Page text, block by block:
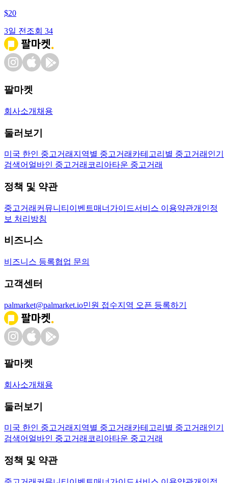
$20
3일 전 조회 34
팔마켓
회사소개 채용
둘러보기
미국 한인 중고거래 지역별 중고거래 카테고리별 중고거래 인기
검색어 얼바인 중고거래 코리아타운 중고거래
정책 및 약관
중고거래 커뮤니티 이벤트매너가이드서비스 이용약관개인정
보 처리방침
비즈니스
비즈니스 등록협업 문의
고객센터
palmarket@palmarket.io민원 접수지역 오픈 등록하기
팔마켓
회사소개 채용
둘러보기
미국 한인 중고거래 지역별 중고거래 카테고리별 중고거래 인기
검색어 얼바인 중고거래 코리아타운 중고거래
정책 및 약관